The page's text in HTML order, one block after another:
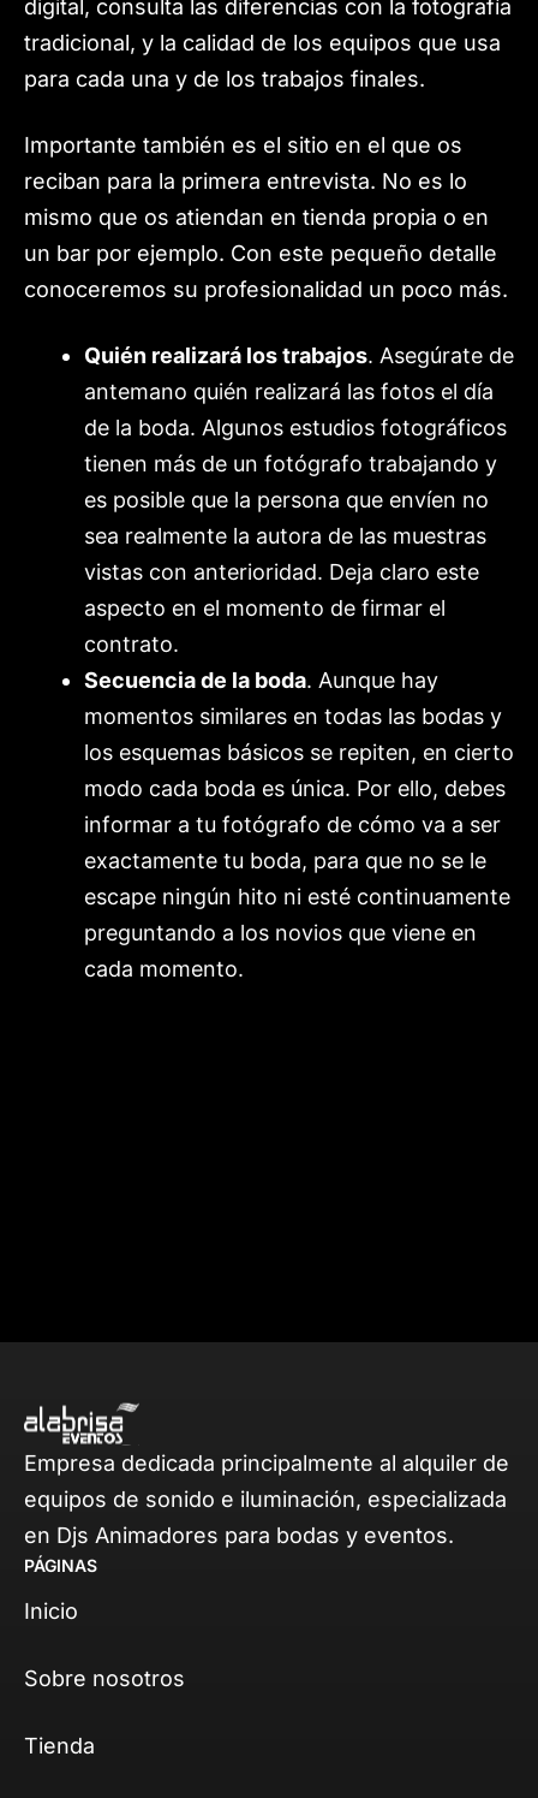
digital, consulta las diferencias con la fotografía
tradicional, y la calidad de los equipos que usa
para cada una y de los trabajos finales.
Importante también es el sitio en el que os
reciban para la primera entrevista. No es lo
mismo que os atiendan en tienda propia o en
un bar por ejemplo. Con este pequeño detalle
conoceremos su profesionalidad un poco más.
Quién realizará los trabajos. Asegúrate de
antemano quién realizará las fotos el día
de la boda. Algunos estudios fotográficos
tienen más de un fotógrafo trabajando y
es posible que la persona que envíen no
sea realmente la autora de las muestras
vistas con anterioridad. Deja claro este
aspecto en el momento de firmar el
contrato.
Secuencia de la boda. Aunque hay
momentos similares en todas las bodas y
los esquemas básicos se repiten, en cierto
modo cada boda es única. Por ello, debes
informar a tu fotógrafo de cómo va a ser
exactamente tu boda, para que no se le
escape ningún hito ni esté continuamente
preguntando a los novios que viene en
cada momento.
Empresa dedicada principalmente al alquiler de
equipos de sonido e iluminación, especializada
en Djs Animadores para bodas y eventos.
PÁGINAS
Inicio
Sobre nosotros
Tienda